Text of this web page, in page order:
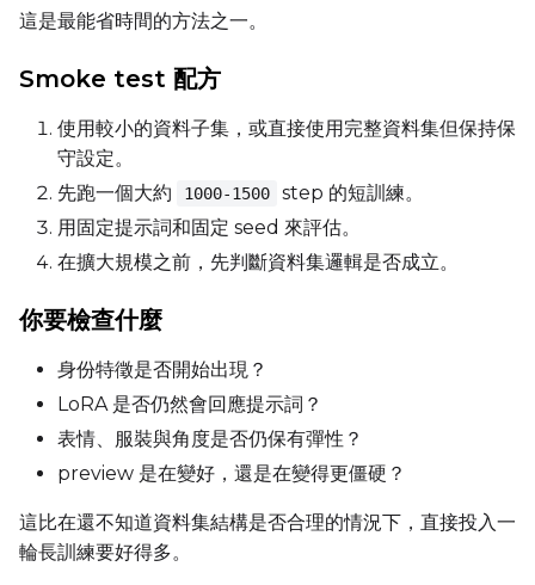
Width
LoRA Scale
這是最能省時間的方法之一。
Smoke test 配方
使用較小的資料子集，或直接使用完整資料集但保持保
守設定。
先跑一個大約
1000-1500
step 的短訓練。
用固定提示詞和固定 seed 來評估。
在擴大規模之前，先判斷資料集邏輯是否成立。
你要檢查什麼
身份特徵是否開始出現？
LoRA 是否仍然會回應提示詞？
表情、服裝與角度是否仍保有彈性？
preview 是在變好，還是在變得更僵硬？
這比在還不知道資料集結構是否合理的情況下，直接投入一
輪長訓練要好得多。